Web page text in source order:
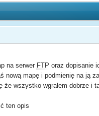
na serwer FTP oraz dopisanie
mapę i podmienię na ją
wszystko wgrałem dobrze
ten opis